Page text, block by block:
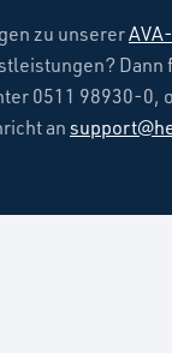
zu unserer
Dann
0511 98930-0,
an